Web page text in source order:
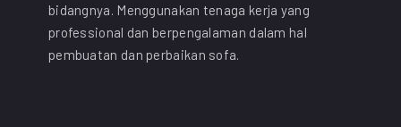
bidangnya. Menggunakan tenaga kerja yang
professional dan berpengalaman dalam hal
pembuatan dan perbaikan sofa.